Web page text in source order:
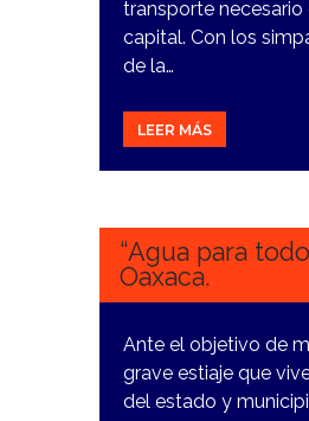
transporte necesario
capital. Con los
de la…
LEER MÁS
2
“Agua para
Oaxaca.
Ante el objetivo de
grave estiaje que
del estado y